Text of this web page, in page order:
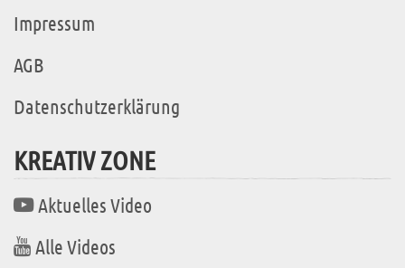
Impressum
AGB
Datenschutzerklärung
KREATIV ZONE
Aktuelles Video
Alle Videos